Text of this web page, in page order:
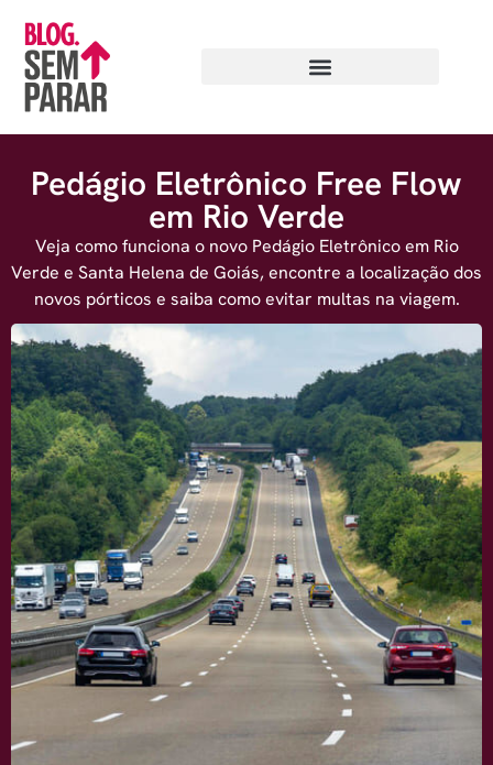
Pedágio Eletrônico Free Flow
em Rio Verde
Veja como funciona o novo Pedágio Eletrônico em Rio
Verde e Santa Helena de Goiás, encontre a localização dos
novos pórticos e saiba como evitar multas na viagem.